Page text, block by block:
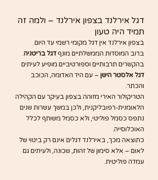
דגל אירלנד בצפון אירלנד – ולמה זה
תמיד היה טעון
בצפון אירלנד אין דגל מקומי רשמי עד היום.
ברוב המוסדות הממשלתיים מונף דגל בריטניה.
בהקשרים תרבותיים וספורטיביים מופיע לעיתים
דגל אלסטר הישן – עם היד האדומה, הכוכב
והכתר.
הטריקולור האירי מזוהה בצפון בעיקר עם הקהילה
הלאומנית-רפובליקנית, ולכן במשך עשרות שנים
נתפס כסמל פוליטי, ולא כסמל משותף לכלל
האוכלוסייה.
כתוצאה מכך, באירלנד דגלים אינם רק ביטוי של
לאום – אלא סימון של זהות, שכונה, ולעיתים גם
עמדה פוליטית.